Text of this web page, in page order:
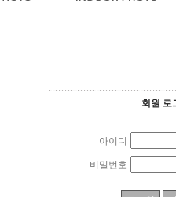
회원 로
아이디
비밀번호